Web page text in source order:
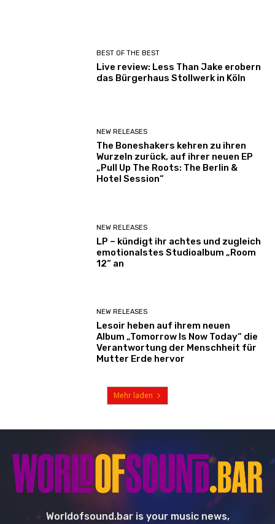
BEST OF THE BEST
Live review: Less Than Jake erobern
das Bürgerhaus Stollwerk in Köln
NEW RELEASES
The Boneshakers kehren zu ihren
Wurzeln zurück, auf ihrer neuen EP
„Pull Up The Roots: The Berlin &
Hotel Session“
NEW RELEASES
LP – kündigt ihr achtes und zugleich
emotionalstes Studioalbum „Room
12“ an
NEW RELEASES
Lesoir heben auf ihrem neuen
Album „Tomorrow Is Now Today“ die
Verantwortung der Menschheit für
Mutter Erde hervor
Mehr laden
Worldofsound.bar is your music news,